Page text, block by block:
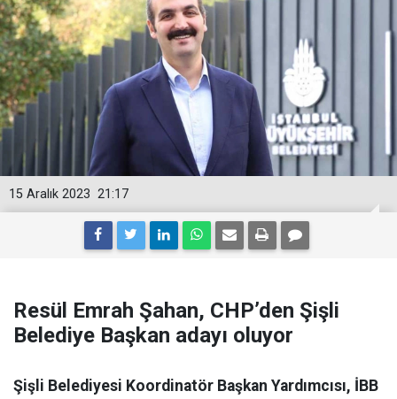
21:17
15 Aralık 2023
Resül Emrah Şahan, CHP’den Şişli
Belediye Başkan adayı oluyor
Şişli Belediyesi Koordinatör Başkan Yardımcısı, İBB